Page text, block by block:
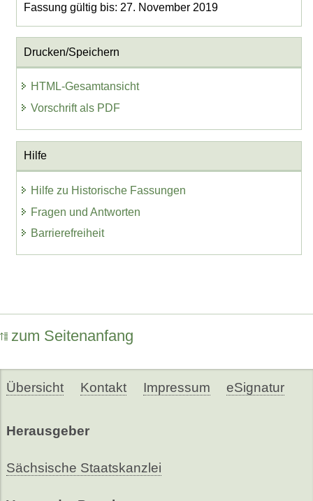
Fassung gültig bis: 27. November 2019
Drucken/Speichern
HTML-Gesamtansicht
Vorschrift als PDF
Hilfe
Hilfe zu Historische Fassungen
Fragen und Antworten
Barrierefreiheit
zum Seitenanfang
Übersicht Kontakt Impressum eSignatur
Herausgeber
Sächsische Staatskanzlei